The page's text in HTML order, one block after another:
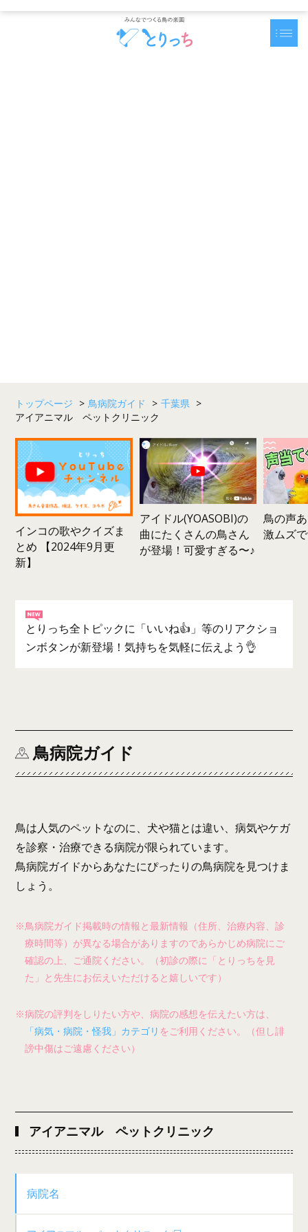
トップページ > 鳥病院ガイド > 千葉県 >
アイアニマル ペットクリニック
インコの歌やクイズま
とめ 【2024年9月更
新】
アイドル(YOASOBI)の
曲にたくさんの鳥さん
が登場！可愛すぎる〜♪
鳥の声
激ムズ
とりっち全トピックに「いいね👍」等のリアクショ
ンボタンが新登場！気持ちを気軽に伝えよう👌
鳥病院ガイド
鳥は人気のペットなのに、犬や猫とは違い、病気やケガ
を診察・治療できる病院が限られています。
鳥病院ガイドからあなたにぴったりの鳥病院を見つけま
しょう。
※鳥病院ガイド掲載時の情報と最新情報（住所、治療内容、診
療時間等）が異なる場合がありますのであらかじめ病院にご
確認の上、ご通院ください。（初診の際に「とりっちを見
た」と先生にお伝えいただけると嬉しいです）
※病院の評判をしりたい方や、病院の感想を伝えたい方は、
「病気・病院・怪我」カテゴリ をご利用ください。（但し誹
謗中傷はご遠慮ください）
アイアニマル ペットクリニック
病院名